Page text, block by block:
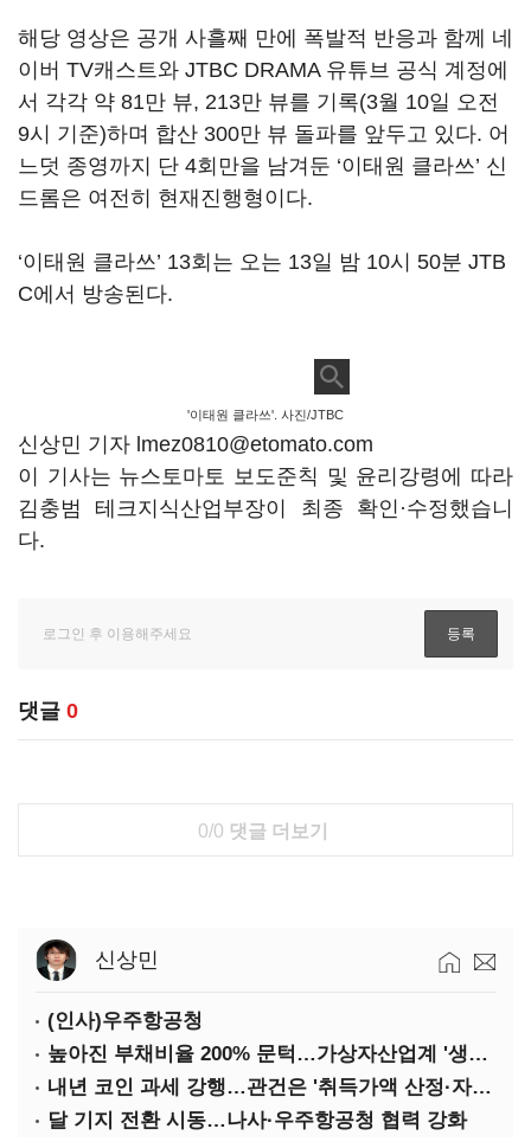
해당 영상은 공개 사흘째 만에 폭발적 반응과 함께 네
이버 TV캐스트와 JTBC DRAMA 유튜브 공식 계정에
서 각각 약 81만 뷰, 213만 뷰를 기록(3월 10일 오전
9시 기준)하며 합산 300만 뷰 돌파를 앞두고 있다. 어
느덧 종영까지 단 4회만을 남겨둔 ‘이태원 클라쓰’ 신
드롬은 여전히 현재진행형이다.
‘이태원 클라쓰’ 13회는 오는 13일 밤 10시 50분 JTB
C에서 방송된다.
'이태원 클라쓰'. 사진/JTBC
신상민 기자 lmez0810@etomato.com
이 기사는 뉴스토마토 보도준칙 및 윤리강령에 따라
김충범 테크지식산업부장이 최종 확인·수정했습니
다.
댓글 0
0/0 댓글 더보기
신상민
(인사)우주항공청
높아진 부채비율 200% 문턱…가상자산업계 '생존 시험대'
내년 코인 과세 강행…관건은 '취득가액 산정·자산 이동'
달 기지 전환 시동…나사·우주항공청 협력 강화